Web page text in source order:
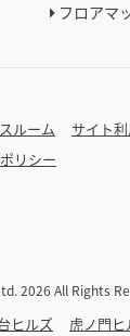
フロアマ
ルーム
サイト
リシー
2026 All Rights
ヒルズ 虎ノ門ヒ